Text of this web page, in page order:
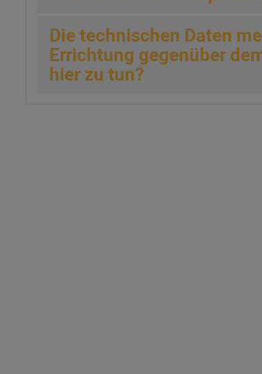
Die technischen Daten
Errichtung gegenüber
hier zu tun?